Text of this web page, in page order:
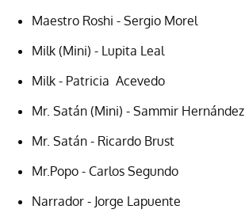
Maestro Roshi - Sergio Morel
Milk (Mini) - Lupita Leal
Milk - Patricia Acevedo
Mr. Satán (Mini) - Sammir Hernández
Mr. Satán - Ricardo Brust
Mr.Popo - Carlos Segundo
Narrador - Jorge Lapuente